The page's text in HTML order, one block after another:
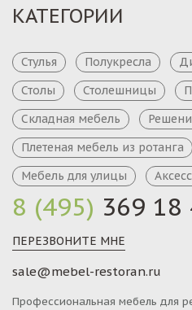
8 (495) 369 18
ПЕРЕЗВОНИТЕ МНЕ
sale@mebel-restoran.ru
Профессиональная мебель для
КАТЕГОРИИ
Стулья Полукресла
Столы
Столешницы
Складная мебель
Плетеная мебель из ротанга
Мебель для улицы